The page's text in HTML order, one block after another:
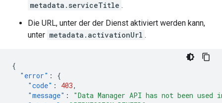
metadata.serviceTitle .
Die URL, unter der der Dienst aktiviert werden kann,
unter metadata.activationUrl .
{
"error" :
{
"code" : 403,
"message" :
"Data Manager API has not been